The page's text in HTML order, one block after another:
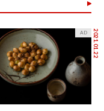
2021.01.22
AD